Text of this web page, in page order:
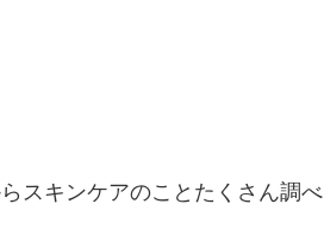
スキンケアのことたくさん調べ